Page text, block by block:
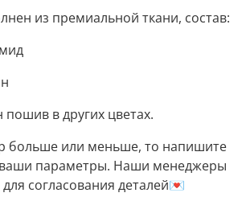
из премиальной ткани, состав:
в других цветах.
больше или меньше, то напишите
параметры. Наши менеджеры
согласования деталей💌